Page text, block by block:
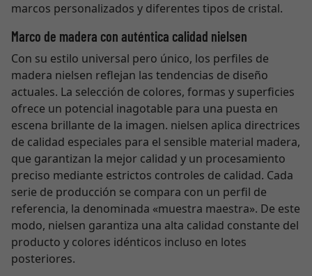
marcos personalizados y diferentes tipos de cristal.
Marco de madera con auténtica calidad nielsen
Con su estilo universal pero único, los perfiles de
madera nielsen reflejan las tendencias de diseño
actuales. La selección de colores, formas y superficies
ofrece un potencial inagotable para una puesta en
escena brillante de la imagen. nielsen aplica directrices
de calidad especiales para el sensible material madera,
que garantizan la mejor calidad y un procesamiento
preciso mediante estrictos controles de calidad. Cada
serie de producción se compara con un perfil de
referencia, la denominada «muestra maestra». De este
modo, nielsen garantiza una alta calidad constante del
producto y colores idénticos incluso en lotes
posteriores.